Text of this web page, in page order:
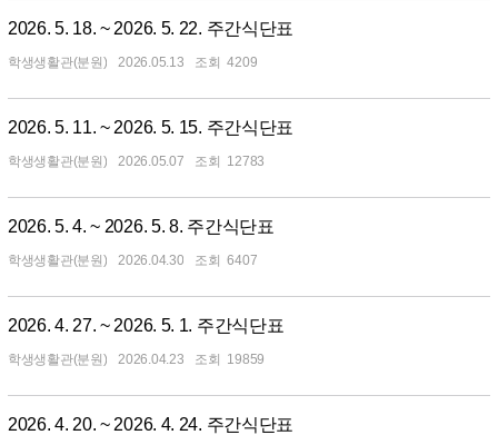
2026. 5. 18. ~ 2026. 5. 22. 주간식단표
학생생활관(분원) 2026.05.13 4209
2026. 5. 11. ~ 2026. 5. 15. 주간식단표
학생생활관(분원) 2026.05.07 12783
2026. 5. 4. ~ 2026. 5. 8. 주간식단표
학생생활관(분원) 2026.04.30 6407
2026. 4. 27. ~ 2026. 5. 1. 주간식단표
학생생활관(분원) 2026.04.23 19859
2026. 4. 20. ~ 2026. 4. 24. 주간식단표